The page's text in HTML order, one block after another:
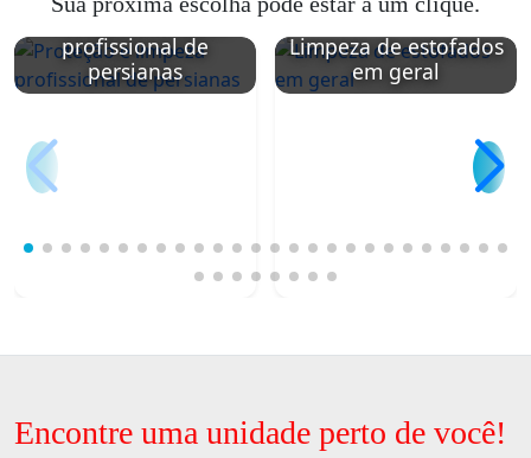
Proteção e limpeza
profissional de
persianas
Limpeza de estofados
em geral
Encontre uma unidade perto de você!